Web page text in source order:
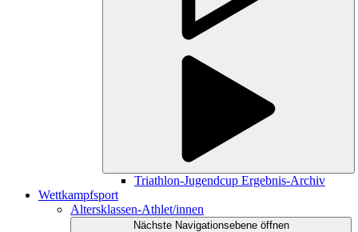
Triathlon-Jugendcup Ergebnis-Archiv
Wettkampfsport
Altersklassen-Athlet/innen
Nächste Navigationsebene öffnen